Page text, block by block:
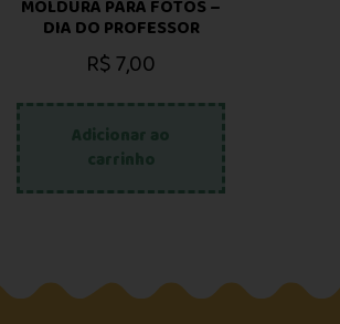
MOLDURA PARA FOTOS –
DIA DO PROFESSOR
R$7,00
Adicionar ao
carrinho